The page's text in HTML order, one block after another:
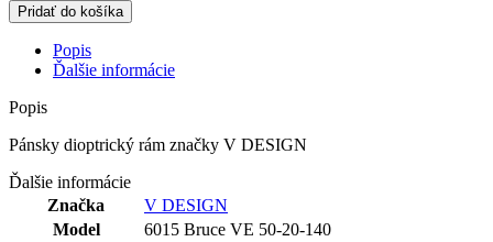
Pridať do košíka
Popis
Ďalšie informácie
Popis
Pánsky dioptrický rám značky V DESIGN
Ďalšie informácie
Značka
V DESIGN
Model
6015 Bruce VE 50-20-140